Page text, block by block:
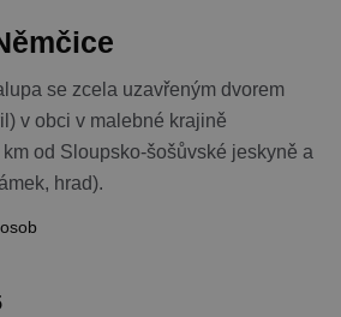
se zcela uzavřeným dvorem
v obci v malebné krajině
od Sloupsko-šošůvské jeskyně a
hrad).